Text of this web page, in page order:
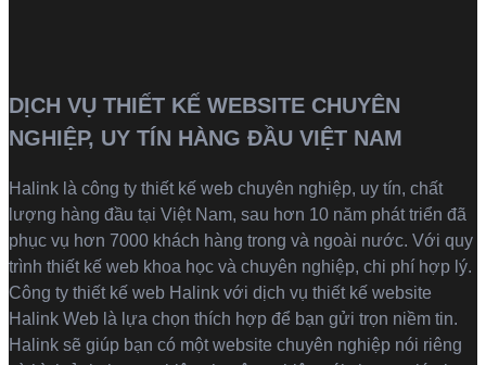
DỊCH VỤ THIẾT KẾ WEBSITE CHUYÊN
NGHIỆP, UY TÍN HÀNG ĐẦU VIỆT NAM
Halink là công ty thiết kế web chuyên nghiệp, uy tín, chất
lượng hàng đầu tại Việt Nam, sau hơn 10 năm phát triển đã
phục vụ hơn 7000 khách hàng trong và ngoài nước. Với quy
trình thiết kế web khoa học và chuyên nghiệp, chi phí hợp lý.
Công ty thiết kế web Halink với dịch vụ thiết kế website
Halink Web là lựa chọn thích hợp để bạn gửi trọn niềm tin.
Halink sẽ giúp bạn có một website chuyên nghiệp nói riêng